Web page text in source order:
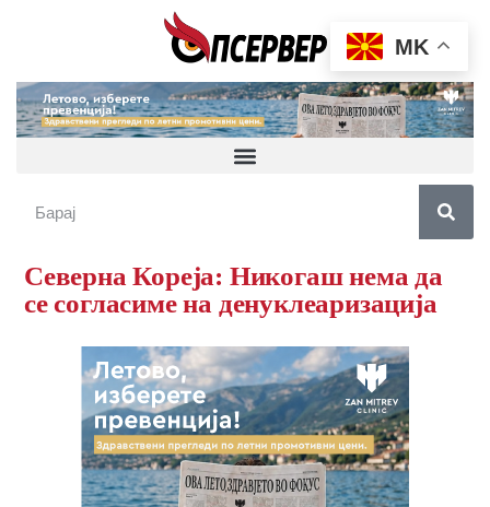
Северна Кореја: Никогаш нема да
се согласиме на денуклеаризација
MK